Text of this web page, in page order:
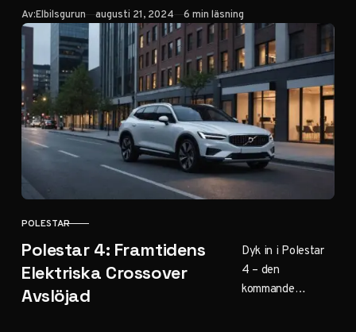
hållbarhet. Vår
guide ger dig alla
detaljer. Klicka för
SUV-revolution!
Av:Elbilsgurun Publicerad
augusti 21, 2024 6 min läsning
KATEGORI
POLESTAR
Polestar 4: Framtidens
Elektriska Crossover
Avslöjad
Dyk in i Polestar
4 – den
kommande